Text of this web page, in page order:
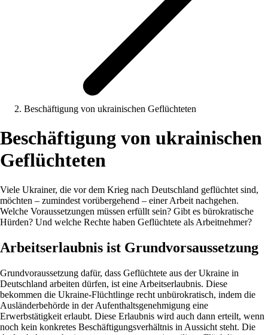
Beschäftigung von ukrainischen Geflüchteten
Beschäftigung von ukrainischen
Geflüchteten
Viele Ukrainer, die vor dem Krieg nach Deutschland geflüchtet sind,
möchten – zumindest vorübergehend – einer Arbeit nachgehen.
Welche Voraussetzungen müssen erfüllt sein? Gibt es bürokratische
Hürden? Und welche Rechte haben Geflüchtete als Arbeitnehmer?
Arbeitserlaubnis ist Grundvorsaussetzung
Grundvoraussetzung dafür, dass Geflüchtete aus der Ukraine in
Deutschland arbeiten dürfen, ist eine Arbeitserlaubnis. Diese
bekommen die Ukraine-Flüchtlinge recht unbürokratisch, indem die
Ausländerbehörde in der Aufenthaltsgenehmigung eine
Erwerbstätigkeit erlaubt. Diese Erlaubnis wird auch dann erteilt, wenn
noch kein konkretes Beschäftigungsverhältnis in Aussicht steht. Die